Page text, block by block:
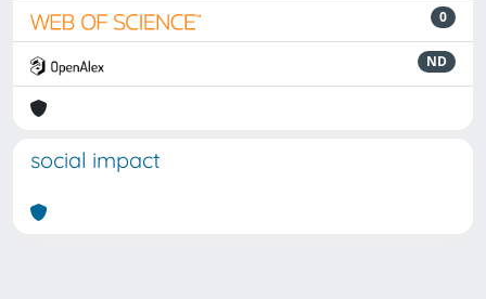
0
ND
social impact